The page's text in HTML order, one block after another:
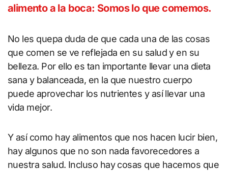
alimento a la boca: Somos lo que comemos.
No les quepa duda de que cada una de las cosas
que comen se ve reflejada en su salud y en su
belleza. Por ello es tan importante llevar una dieta
sana y balanceada, en la que nuestro cuerpo
puede aprovechar los nutrientes y así llevar una
vida mejor.
Y así como hay alimentos que nos hacen lucir bien,
hay algunos que no son nada favorecedores a
nuestra salud. Incluso hay cosas que hacemos que